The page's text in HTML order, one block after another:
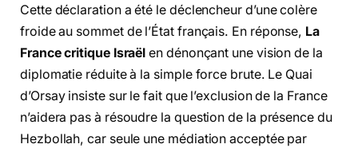
Cette déclaration a été le déclencheur d’une colère
froide au sommet de l’État français. En réponse, La
France critique Israël en dénonçant une vision de la
diplomatie réduite à la simple force brute. Le Quai
d’Orsay insiste sur le fait que l’exclusion de la France
n’aidera pas à résoudre la question de la présence du
Hezbollah, car seule une médiation acceptée par